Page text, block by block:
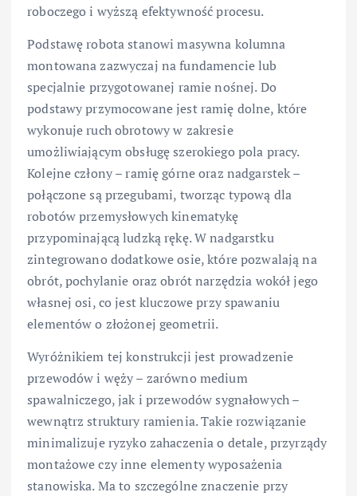
roboczego i wyższą efektywność procesu.
Podstawę robota stanowi masywna kolumna
montowana zazwyczaj na fundamencie lub
specjalnie przygotowanej ramie nośnej. Do
podstawy przymocowane jest ramię dolne, które
wykonuje ruch obrotowy w zakresie
umożliwiającym obsługę szerokiego pola pracy.
Kolejne człony – ramię górne oraz nadgarstek –
połączone są przegubami, tworząc typową dla
robotów przemysłowych kinematykę
przypominającą ludzką rękę. W nadgarstku
zintegrowano dodatkowe osie, które pozwalają na
obrót, pochylanie oraz obrót narzędzia wokół jego
własnej osi, co jest kluczowe przy spawaniu
elementów o złożonej geometrii.
Wyróżnikiem tej konstrukcji jest prowadzenie
przewodów i węży – zarówno medium
spawalniczego, jak i przewodów sygnałowych –
wewnątrz struktury ramienia. Takie rozwiązanie
minimalizuje ryzyko zahaczenia o detale, przyrządy
montażowe czy inne elementy wyposażenia
stanowiska. Ma to szczególne znaczenie przy